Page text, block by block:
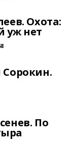
Охота:
уж нет
Сорокин.
По